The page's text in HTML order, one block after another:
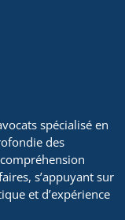
spécialisé en
des
s’appuyant sur
et d’expérience